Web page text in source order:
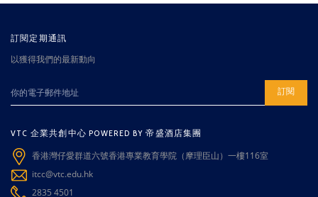
訂閱定期通訊
以獲得我們的最新動向
訂閱
VTC 企業共創中心 POWERED BY 帝盛酒店集團
香港灣仔愛群道六號香港專業教育學院（摩理臣山）一樓116室
itcc@vtc.edu.hk
2835 4501